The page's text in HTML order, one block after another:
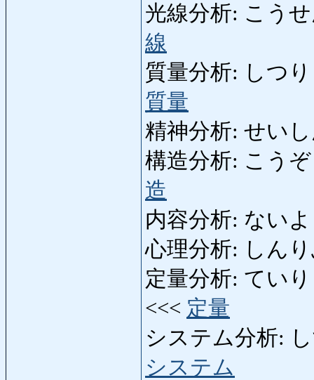
光線分析: こう
線
質量分析: しつり
質量
精神分析: せい
構造分析: こう
造
内容分析: ない
心理分析: しん
定量分析: てい
<<< 定量
システム分析:
システム